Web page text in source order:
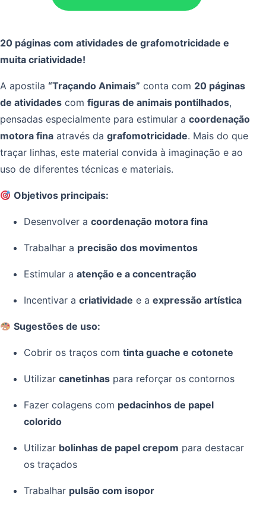
20 páginas com atividades de grafomotricidade e
muita criatividade!
A apostila “Traçando Animais” conta com 20 páginas
de atividades com figuras de animais pontilhados,
pensadas especialmente para estimular a coordenação
motora fina através da grafomotricidade. Mais do que
traçar linhas, este material convida à imaginação e ao
uso de diferentes técnicas e materiais.
Objetivos principais:
Desenvolver a coordenação motora fina
Trabalhar a precisão dos movimentos
Estimular a atenção e a concentração
Incentivar a criatividade e a expressão artística
Sugestões de uso:
Cobrir os traços com tinta guache e cotonete
Utilizar canetinhas para reforçar os contornos
Fazer colagens com pedacinhos de papel
colorido
Utilizar bolinhas de papel crepom para destacar
os traçados
Trabalhar pulsão com isopor